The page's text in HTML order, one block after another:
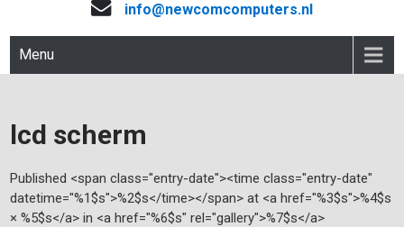
info@newcomcomputers.nl
Menu
lcd scherm
Published <span class="entry-date"><time class="entry-date"
datetime="%1$s">%2$s</time></span> at <a href="%3$s">%4$s
× %5$s</a> in <a href="%6$s" rel="gallery">%7$s</a>